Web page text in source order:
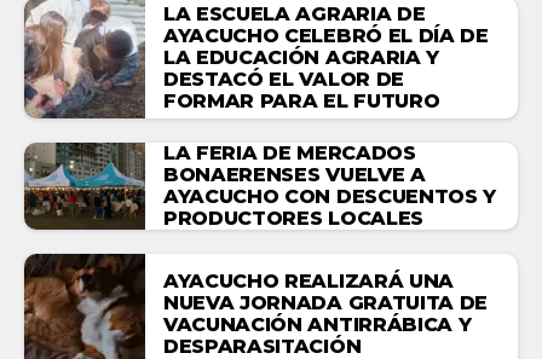
LA ESCUELA AGRARIA DE
AYACUCHO CELEBRÓ EL DÍA DE
LA EDUCACIÓN AGRARIA Y
DESTACÓ EL VALOR DE
FORMAR PARA EL FUTURO
LA FERIA DE MERCADOS
BONAERENSES VUELVE A
AYACUCHO CON DESCUENTOS Y
PRODUCTORES LOCALES
AYACUCHO REALIZARÁ UNA
NUEVA JORNADA GRATUITA DE
VACUNACIÓN ANTIRRÁBICA Y
DESPARASITACIÓN